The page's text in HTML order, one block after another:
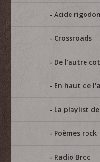
Acide rigodon
Crossroads
De l'autre
En haut de
La playlist de
Poèmes rock
Radio Broc